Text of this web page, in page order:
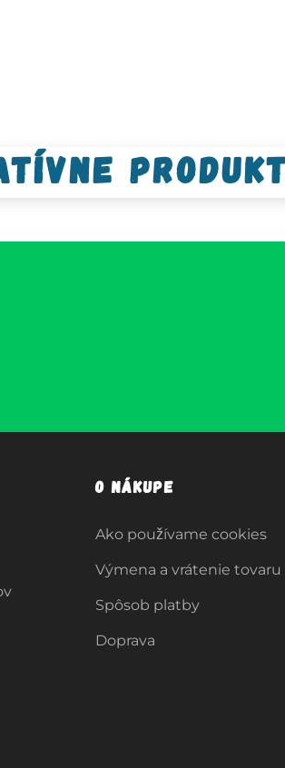
O nákupe
Ako používame cookies
Výmena a vrátenie tovaru
Spôsob platby
Doprava